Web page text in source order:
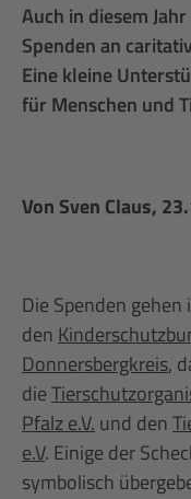
Auch in diesem
Spenden an
Eine kleine
für Menschen und
Von Sven Claus,
Die Spenden
den
Donnersbergkreis,
die
Pfalz e.V. und den
e.V. Einige der
symbolisch